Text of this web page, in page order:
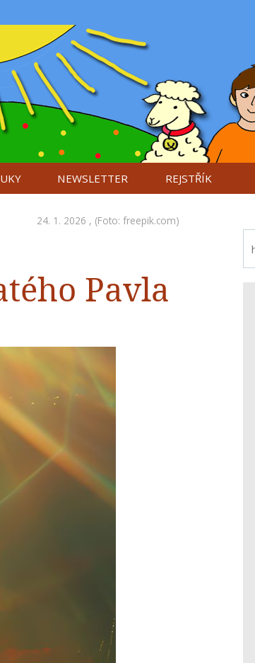
NEWSLETTER REJSTŘÍK
24. 1. 2026 , (Foto: freepik.com)
Pavla